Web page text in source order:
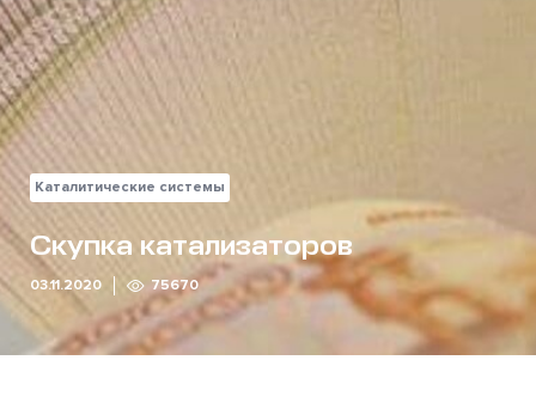
Каталитические системы
Скупка катализаторов
03.11.2020 75670